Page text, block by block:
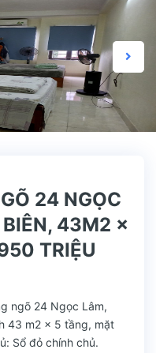
24 NGỌC
43M2 x
TRIỆU
ngõ 24 Ngọc Lâm,
43 m2 x 5 tầng, mặt
Sổ đỏ chính chủ.